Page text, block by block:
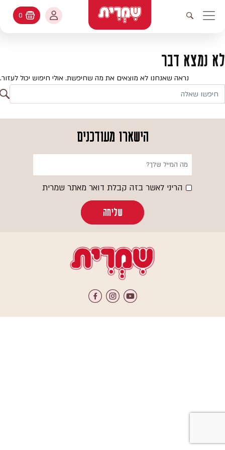
ניווט ראשי
פתיחת חיפוש
עולמות האפיה
מתכונים
קטלוג המוצרים
שאלות ותשובות
החשבון שלי
החשבון שלי
היסטורית הזמנות
עדכן סיסמה
עגלת קניות
0
לא נמצא דבר
נראה שאנחנו לא מוצאים את מה שחיפשת. אולי חיפוש יכול לעזור.
הישארו מעודכנים
הריני לאשר בזה קבלת דואר מאתר שמרית
שליחה